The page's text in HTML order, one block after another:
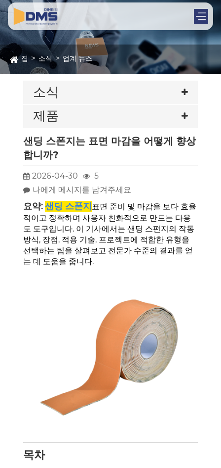
집 소식 업계 뉴스
소식
제품
샌딩 스폰지는 표면 마감을 어떻게 향상
합니까?
2026-04-30
5
나에게 메시지를 남겨주세요
요약:샌딩 스폰지 표면 준비 및 마감을 보다 효율
적이고 정확하며 사용자 친화적으로 만드는 다용
도 도구입니다. 이 기사에서는 샌딩 스펀지의 작동
방식, 장점, 적용 기술, 프로젝트에 적합한 유형을
선택하는 팁을 살펴보고 전문가 수준의 결과를 얻
는 데 도움을 줍니다.
목차